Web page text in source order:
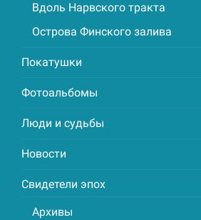
Вдоль Нарвского тракта
Острова Финского залива
Покатушки
Фотоальбомы
Люди и судьбы
Новости
Свидетели эпох
Архивы